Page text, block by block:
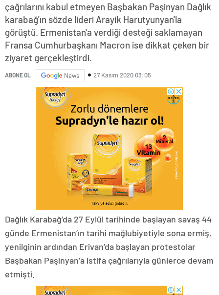
çağrılarını kabul etmeyen Başbakan Paşinyan Dağlık
karabağ'ın sözde lideri Arayik Harutyunyan'la
görüştü. Ermenistan'a verdiği desteği saklamayan
Fransa Cumhurbaşkanı Macron ise dikkat çeken bir
ziyaret gerçekleştirdi.
ABONE OL News 27 Kasım 2020 03:05
Dağlık Karabağ’da 27 Eylül tarihinde başlayan savaş 44
günde Ermenistan’ın tarihi mağlubiyetiyle sona ermiş,
yenilginin ardından Erivan’da başlayan protestolar
Başbakan Paşinyan’a istifa çağrılarıyla günlerce devam
etmişti.